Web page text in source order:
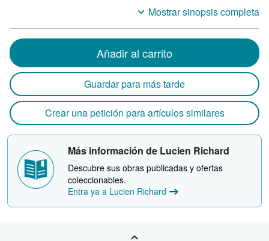
Mostrar sinopsis completa
Añadir al carrito
Guardar para más tarde
Crear una petición para artículos similares
Más información de Lucien Richard
Descubre sus obras publicadas y ofertas
coleccionables.
Entra ya a Lucien Richard